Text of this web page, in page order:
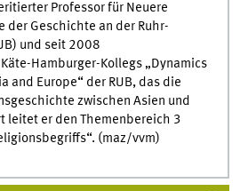
Professor für Neuere
der Geschichte an der Ruhr-
und seit 2008
Hamburger-Kollegs „Dynamics
and Europe“ der RUB, das die
zwischen Asien und
leitet er den Themenbereich 3
(maz/vvm)